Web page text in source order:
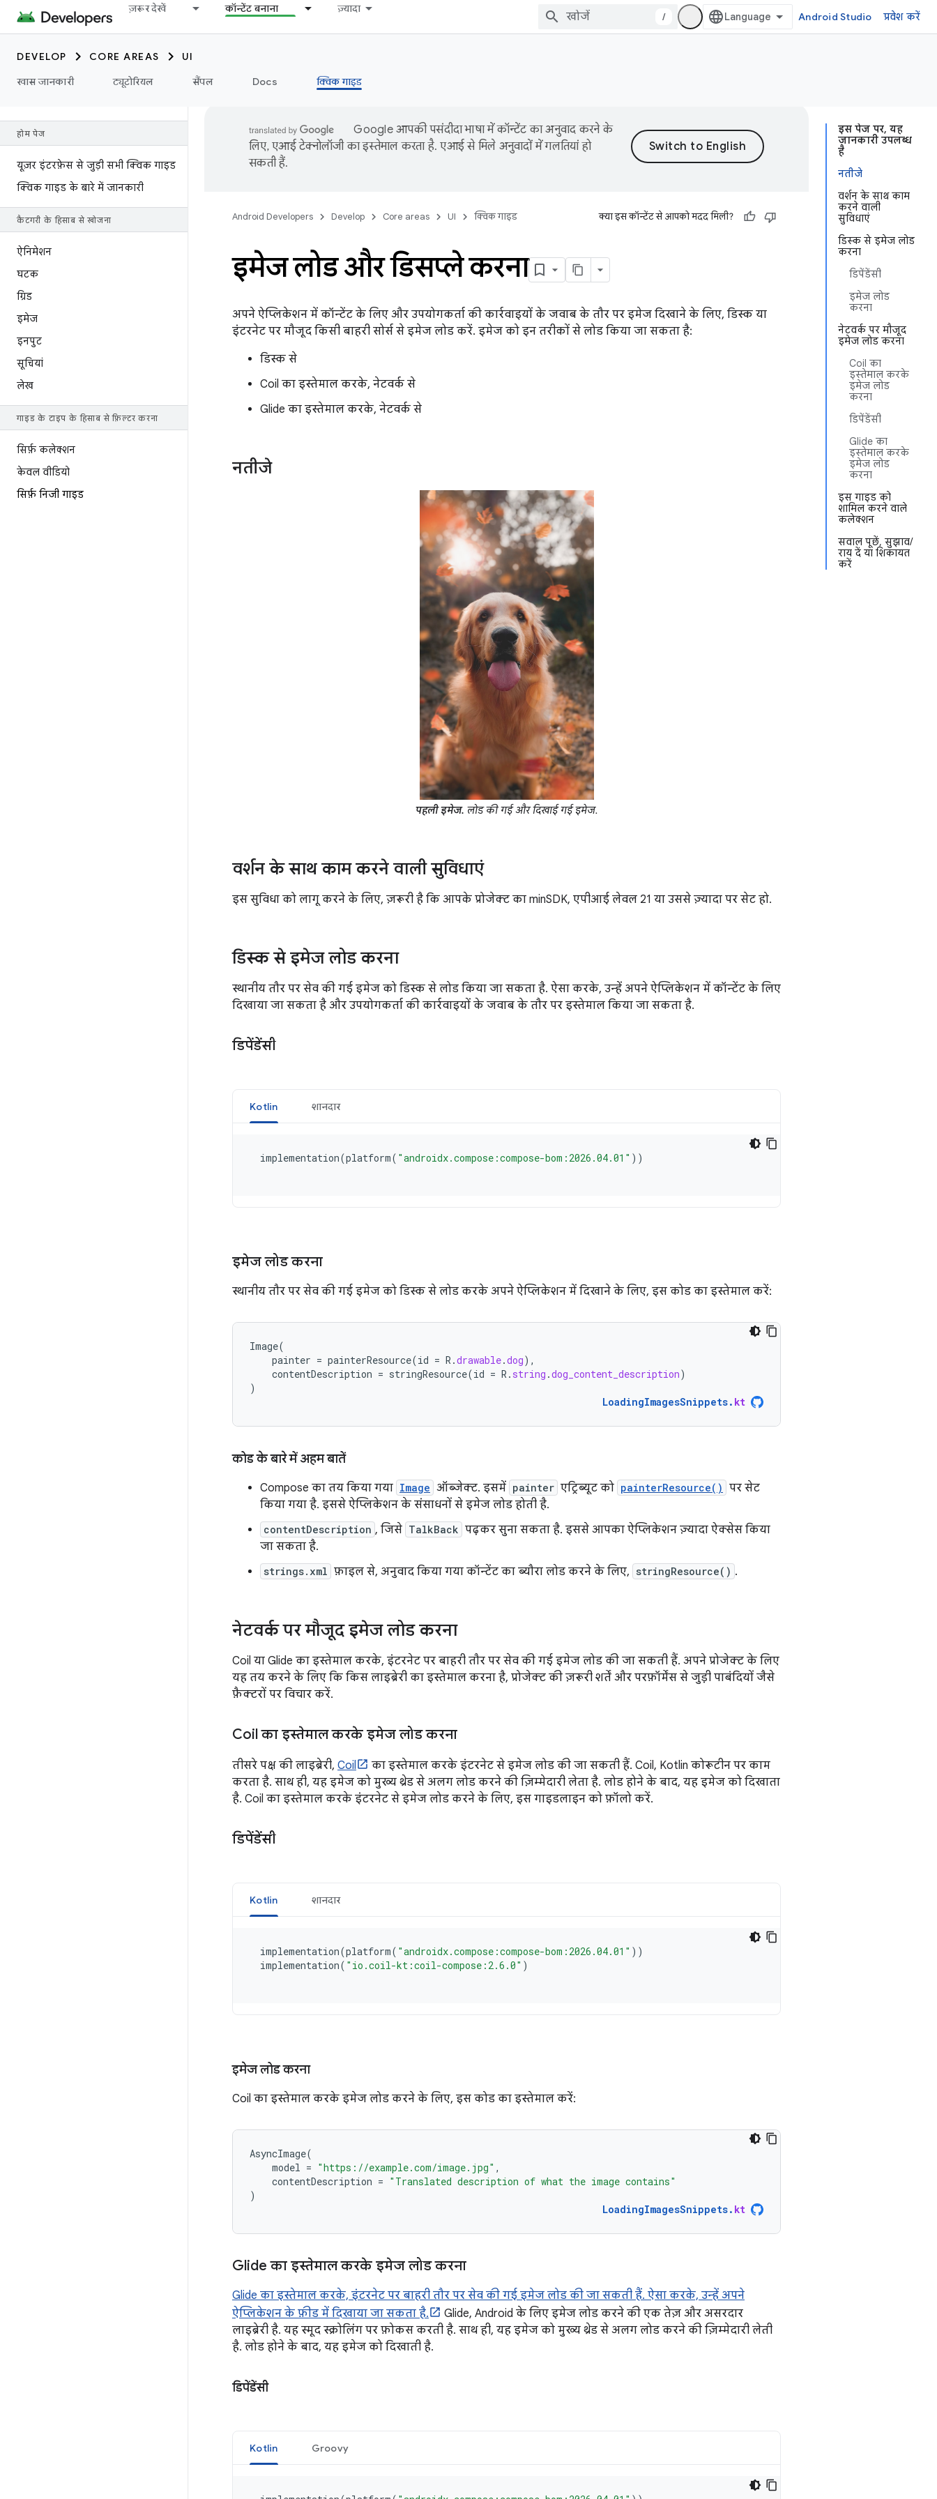
ज़रूर देखें कॉन्टेंट बनाना ज़्यादा
/ Android Studio प्रवेश करें
DEVELOP CORE AREAS
UI
खास जानकारी
ट्यूटोरियल सैंपल Docs क्विक गाइड
होम पेज
यूज़र इंटरफ़ेस से जुड़ी सभी क्विक गाइड
क्विक गाइड के बारे में जानकारी
कैटगरी के हिसाब से खोजना
ऐनिमेशन
घटक
ग्रिड
इमेज
इनपुट
सूचियां
लेख
गाइड के टाइप के हिसाब से फ़िल्टर करना
सिर्फ़ कलेक्शन
केवल वीडियो
सिर्फ़ निजी गाइड
इस पेज पर, यह
जानकारी उपलब्ध
है
नतीजे
वर्शन के साथ काम
करने वाली
सुविधाएं
डिस्क से इमेज लोड
करना
डिपेंडेंसी
इमेज लोड
करना
नेटवर्क पर मौजूद
इमेज लोड करना
Coil का
इस्तेमाल करके
इमेज लोड
करना
डिपेंडेंसी
Glide का
इस्तेमाल करके
इमेज लोड
करना
इस गाइड को
शामिल करने वाले
कलेक्शन
सवाल पूछें, सुझाव/
राय दें या शिकायत
करें
Google आपकी पसंदीदा भाषा में कॉन्टेंट का अनुवाद करने के
लिए, एआई टेक्नोलॉजी का इस्तेमाल करता है. एआई से मिले अनुवादों में गलतियां हो
सकती हैं.
Android Developers Develop Core areas UI क्विक गाइड क्या इस कॉन्टेंट से आपको मदद मिली?
इमेज लोड और डिसप्ले करना
अपने ऐप्लिकेशन में कॉन्टेंट के लिए और उपयोगकर्ता की कार्रवाइयों के जवाब के तौर पर इमेज दिखाने के लिए, डिस्क या
इंटरनेट पर मौजूद किसी बाहरी सोर्स से इमेज लोड करें. इमेज को इन तरीकों से लोड किया जा सकता है:
डिस्क से
Coil का इस्तेमाल करके, नेटवर्क से
Glide का इस्तेमाल करके, नेटवर्क से
नतीजे
पहली इमेज. लोड की गई और दिखाई गई इमेज.
वर्शन के साथ काम करने वाली सुविधाएं
इस सुविधा को लागू करने के लिए, ज़रूरी है कि आपके प्रोजेक्ट का minSDK, एपीआई लेवल 21 या उससे ज़्यादा पर सेट हो.
डिस्क से इमेज लोड करना
स्थानीय तौर पर सेव की गई इमेज को डिस्क से लोड किया जा सकता है. ऐसा करके, उन्हें अपने ऐप्लिकेशन में कॉन्टेंट के लिए
दिखाया जा सकता है और उपयोगकर्ता की कार्रवाइयों के जवाब के तौर पर इस्तेमाल किया जा सकता है.
डिपेंडेंसी
इमेज लोड करना
स्थानीय तौर पर सेव की गई इमेज को डिस्क से लोड करके अपने ऐप्लिकेशन में दिखाने के लिए, इस कोड का इस्तेमाल करें:
Image(
painter = painterResource(id = R .drawable.dog),
contentDescription = stringResource(id = R . string .dog_content_description)
)
LoadingImagesSnippets. kt
कोड के बारे में अहम बातें
Compose का तय किया गया Image ऑब्जेक्ट. इसमें painter एट्रिब्यूट को painterResource() पर सेट
किया गया है. इससे ऐप्लिकेशन के संसाधनों से इमेज लोड होती है.
contentDescription , जिसे TalkBack पढ़कर सुना सकता है. इससे आपका ऐप्लिकेशन ज़्यादा ऐक्सेस किया
जा सकता है.
strings.xml फ़ाइल से, अनुवाद किया गया कॉन्टेंट का ब्यौरा लोड करने के लिए, stringResource() .
नेटवर्क पर मौजूद इमेज लोड करना
Coil या Glide का इस्तेमाल करके, इंटरनेट पर बाहरी तौर पर सेव की गई इमेज लोड की जा सकती हैं. अपने प्रोजेक्ट के लिए
यह तय करने के लिए कि किस लाइब्रेरी का इस्तेमाल करना है, प्रोजेक्ट की ज़रूरी शर्तें और परफ़ॉर्मेंस से जुड़ी पाबंदियों जैसे
फ़ैक्टरों पर विचार करें.
Coil का इस्तेमाल करके इमेज लोड करना
तीसरे पक्ष की लाइब्रेरी, Coil
का इस्तेमाल करके इंटरनेट से इमेज लोड की जा सकती हैं. Coil, Kotlin कोरूटीन पर काम
करता है. साथ ही, यह इमेज को मुख्य थ्रेड से अलग लोड करने की ज़िम्मेदारी लेता है. लोड होने के बाद, यह इमेज को दिखाता
है. Coil का इस्तेमाल करके इंटरनेट से इमेज लोड करने के लिए, इस गाइडलाइन को फ़ॉलो करें.
डिपेंडेंसी
इमेज लोड करना
Coil का इस्तेमाल करके इमेज लोड करने के लिए, इस कोड का इस्तेमाल करें:
AsyncImage(
model = "https://example.com/image.jpg" ,
contentDescription = "Translated description of what the image contains"
)
LoadingImagesSnippets. kt
Glide का इस्तेमाल करके इमेज लोड करना
Glide का इस्तेमाल करके, इंटरनेट पर बाहरी तौर पर सेव की गई इमेज लोड की जा सकती हैं. ऐसा करके, उन्हें अपने
ऐप्लिकेशन के फ़ीड में दिखाया जा सकता है.
Glide, Android के लिए इमेज लोड करने की एक तेज़ और असरदार
लाइब्रेरी है. यह स्मूद स्क्रोलिंग पर फ़ोकस करती है. साथ ही, यह इमेज को मुख्य थ्रेड से अलग लोड करने की ज़िम्मेदारी लेती
है. लोड होने के बाद, यह इमेज को दिखाती है.
डिपेंडेंसी